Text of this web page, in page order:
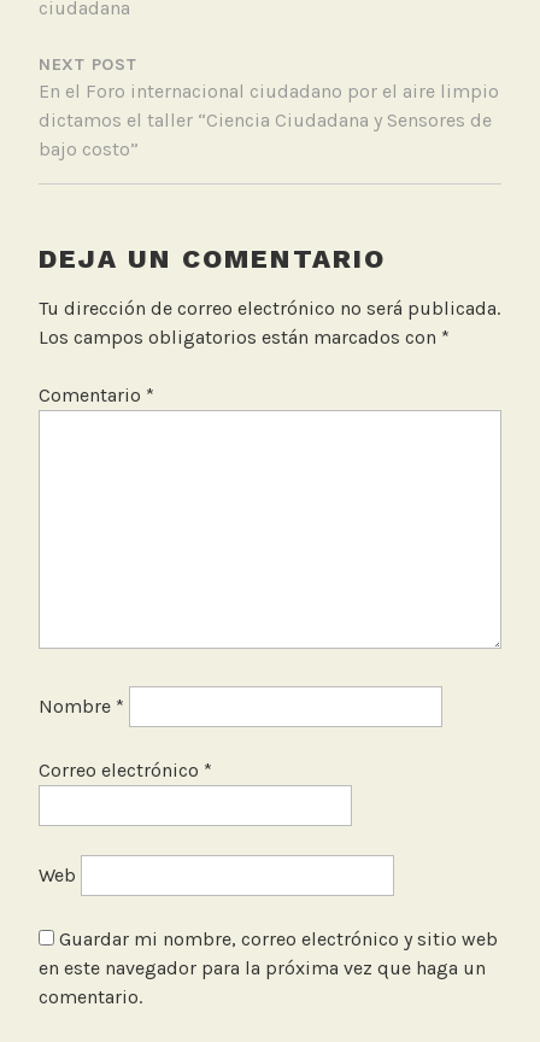
,
n
c
u
e
n
r
i
n
e
l
T
l
e
e
ciudadana
NEXT POST
En el Foro internacional ciudadano por el aire limpio
dictamos el taller “Ciencia Ciudadana y Sensores de
bajo costo”
DEJA UN COMENTARIO
Tu dirección de correo electrónico no será publicada.
Los campos obligatorios están marcados con *
Comentario *
Nombre *
Correo electrónico *
Web
Guardar mi nombre, correo electrónico y sitio web
en este navegador para la próxima vez que haga un
comentario.